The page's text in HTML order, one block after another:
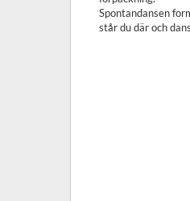
Spontandansen
står du där och